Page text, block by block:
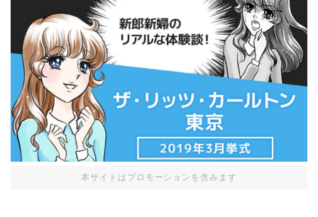
本サイトはプロモーションを含みます